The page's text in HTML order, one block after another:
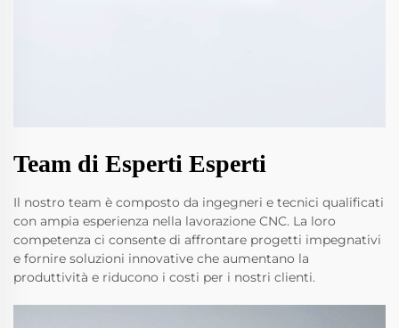
Team di Esperti Esperti
Il nostro team è composto da ingegneri e tecnici qualificati
con ampia esperienza nella lavorazione CNC. La loro
competenza ci consente di affrontare progetti impegnativi
e fornire soluzioni innovative che aumentano la
produttività e riducono i costi per i nostri clienti.